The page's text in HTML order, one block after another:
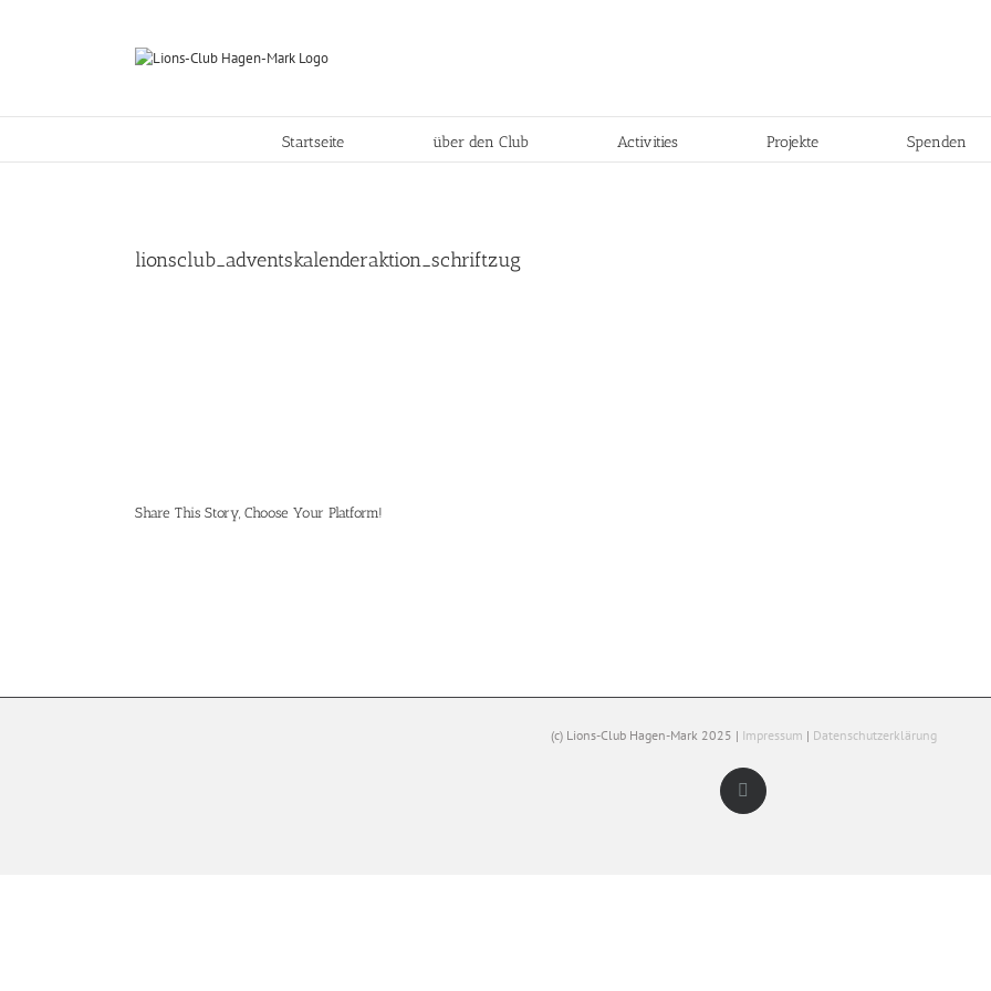
Startseite über den Club Activities Projekte Spenden
lionsclub_adventskalenderaktion_schriftzug
Share This Story, Choose Your Platform!
(c) Lions-Club Hagen-Mark 2025 | Impressum | Datenschutzerklärung
Facebook